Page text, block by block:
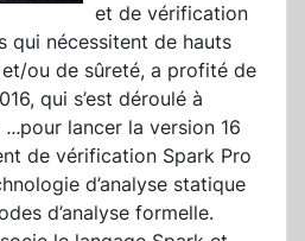
et de vérification
qui nécessitent de hauts
ou de sûreté, a profité de
qui s’est déroulé à
...pour lancer la version 16
de vérification Spark Pro
d’analyse statique
d’analyse formelle.